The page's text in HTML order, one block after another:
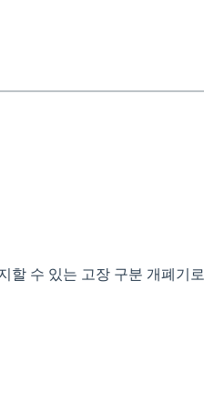
할 수 있는 고장 구분 개폐기로